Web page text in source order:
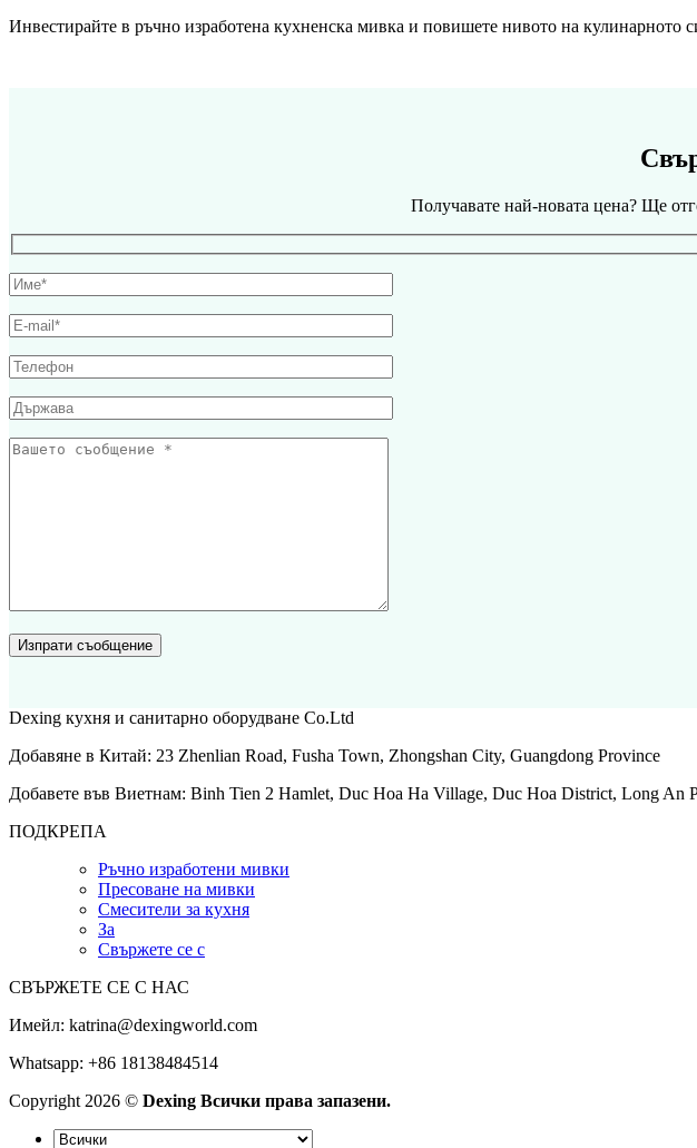
Инвестирайте в ръчно изработена кухненска мивка и повишете нивото на кулинарното
Получавате най-новата цена? Ще
Dexing кухня и санитарно оборудване Co.Ltd
Добавяне в Китай: 23 Zhenlian Road, Fusha Town, Zhongshan City, Guangdong Province
Добавете във Виетнам: Binh Tien 2 Hamlet, Duc Hoa Ha Village, Duc Hoa District, Long An
ПОДКРЕПА
Ръчно изработени мивки
Пресоване на мивки
Смесители за кухня
За
Свържете се с
СВЪРЖЕТЕ СЕ С НАС
Имейл: katrina@dexingworld.com
Whatsapp: +86 18138484514
Copyright 2026 © Dexing Всички права запазени.